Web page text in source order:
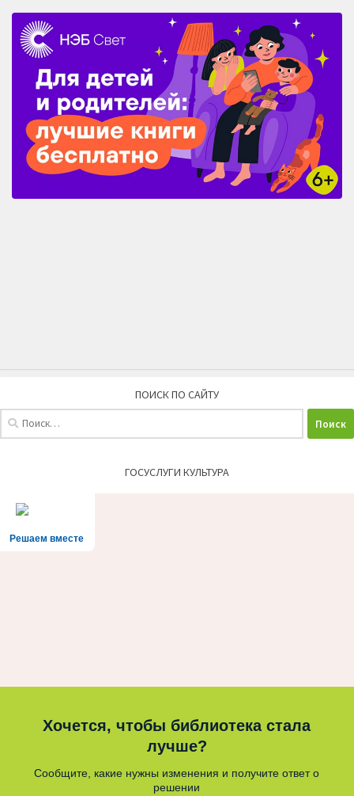
ПОИСК ПО САЙТУ
ГОСУСЛУГИ КУЛЬТУРА
Решаем вместе
Хочется, чтобы библиотека стала
лучше?
Сообщите, какие нужны изменения и получите ответ о
решении